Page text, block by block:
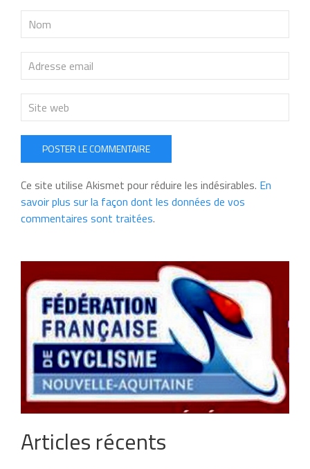
POSTER LE COMMENTAIRE
Ce site utilise Akismet pour réduire les indésirables. En
savoir plus sur la façon dont les données de vos
commentaires sont traitées.
Articles récents